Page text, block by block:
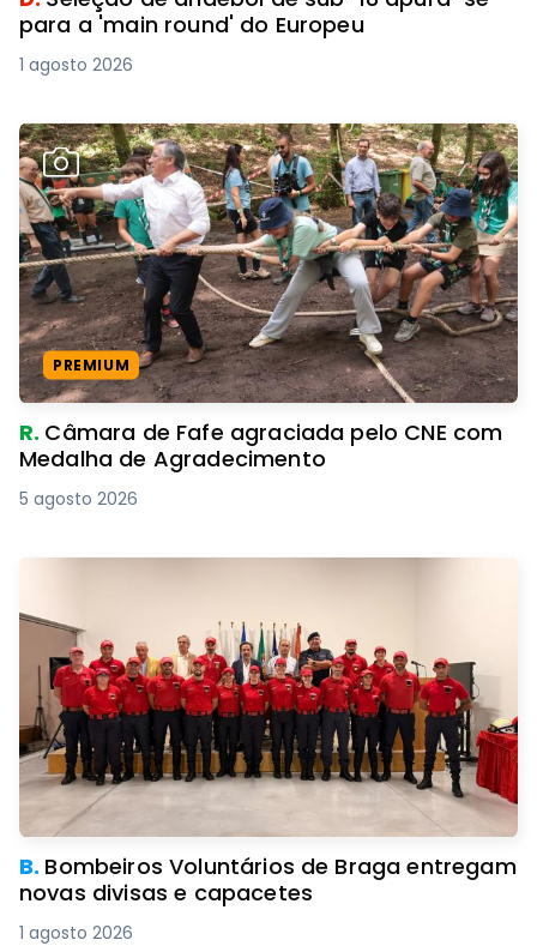
para a 'main round' do Europeu
1 agosto 2026
PREMIUM
R. Câmara de Fafe agraciada pelo CNE com
Medalha de Agradecimento
5 agosto 2026
B. Bombeiros Voluntários de Braga entregam
novas divisas e capacetes
1 agosto 2026